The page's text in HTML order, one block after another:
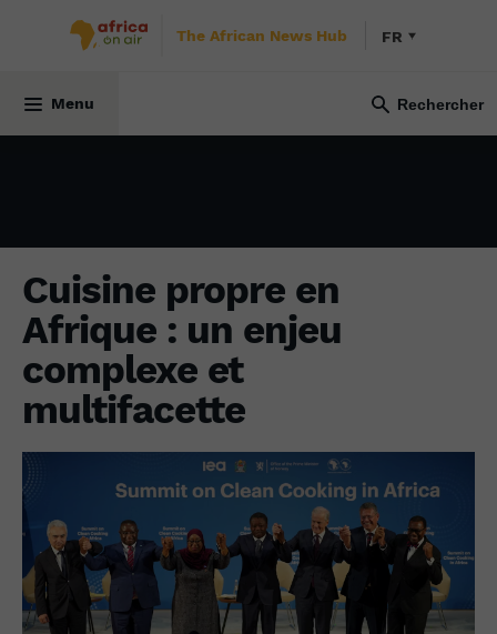
The African News Hub FR
Menu
Cuisine propre en
Afrique : un enjeu
complexe et
multifacette